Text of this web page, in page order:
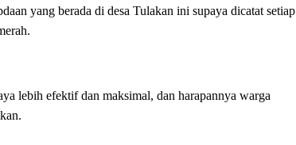
yang berada di desa Tulakan ini supaya dicatat setiap
lebih efektif dan maksimal, dan harapannya warga